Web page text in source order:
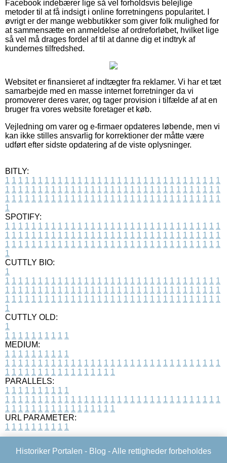
Facebook indebærer lige så vel forholdsvis belejlige
metoder til at få indsigt i online forretningens popularitet. I
øvrigt er der mange webbutikker som giver folk mulighed for
at sammensætte en anmeldelse af ordreforløbet, hvilket lige
så vel må drages fordel af til at danne dig et indtryk af
kundernes tilfredshed.
Websitet er finansieret af indtægter fra reklamer. Vi har et tæt
samarbejde med en masse internet forretninger da vi
promoverer deres varer, og tager provision i tilfælde af at en
bruger fra vores website foretager et køb.
Vejledning om varer og e-firmaer opdateres løbende, men vi
kan ikke stilles ansvarlig for korrektioner der måtte være
udført efter sidste opdatering af de viste oplysninger.
BITLY:
1 1 1 1 1 1 1 1 1 1 1 1 1 1 1 1 1 1 1 1 1 1 1 1 1 1 1 1 1 1 1 1 1
1 1 1 1 1 1 1 1 1 1 1 1 1 1 1 1 1 1 1 1 1 1 1 1 1 1 1 1 1 1 1 1 1
1 1 1 1 1 1 1 1 1 1 1 1 1 1 1 1 1 1 1 1 1 1 1 1 1 1 1 1 1 1 1 1 1
1
SPOTIFY:
1 1 1 1 1 1 1 1 1 1 1 1 1 1 1 1 1 1 1 1 1 1 1 1 1 1 1 1 1 1 1 1 1
1 1 1 1 1 1 1 1 1 1 1 1 1 1 1 1 1 1 1 1 1 1 1 1 1 1 1 1 1 1 1 1 1
1 1 1 1 1 1 1 1 1 1 1 1 1 1 1 1 1 1 1 1 1 1 1 1 1 1 1 1 1 1 1 1 1
1
CUTTLY BIO:
1
1 1 1 1 1 1 1 1 1 1 1 1 1 1 1 1 1 1 1 1 1 1 1 1 1 1 1 1 1 1 1 1 1
1 1 1 1 1 1 1 1 1 1 1 1 1 1 1 1 1 1 1 1 1 1 1 1 1 1 1 1 1 1 1 1 1
1 1 1 1 1 1 1 1 1 1 1 1 1 1 1 1 1 1 1 1 1 1 1 1 1 1 1 1 1 1 1 1 1
1
CUTTLY OLD:
1
1 1 1 1 1 1 1 1 1 1
MEDIUM:
1 1 1 1 1 1 1 1 1 1
1 1 1 1 1 1 1 1 1 1 1 1 1 1 1 1 1 1 1 1 1 1 1 1 1 1 1 1 1 1 1 1 1
1 1 1 1 1 1 1 1 1 1 1 1 1 1 1 1 1
PARALLELS:
1 1 1 1 1 1 1 1 1 1
1 1 1 1 1 1 1 1 1 1 1 1 1 1 1 1 1 1 1 1 1 1 1 1 1 1 1 1 1 1 1 1 1
1 1 1 1 1 1 1 1 1 1 1 1 1 1 1 1 1
URL PARAMETER:
1 1 1 1 1 1 1 1 1 1
Historiker Portalen - Blog - Alle rettigheder forbeholdes